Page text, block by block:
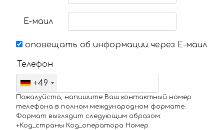
Е-маил
оповещать об информации через Е-маил
Телефон
+49
Пожалуйста, напишите Ваш контактный номер
телефона в полном международном формате.
Формат выглядит следующим образом:
+Код_страны Код_оператора Номер